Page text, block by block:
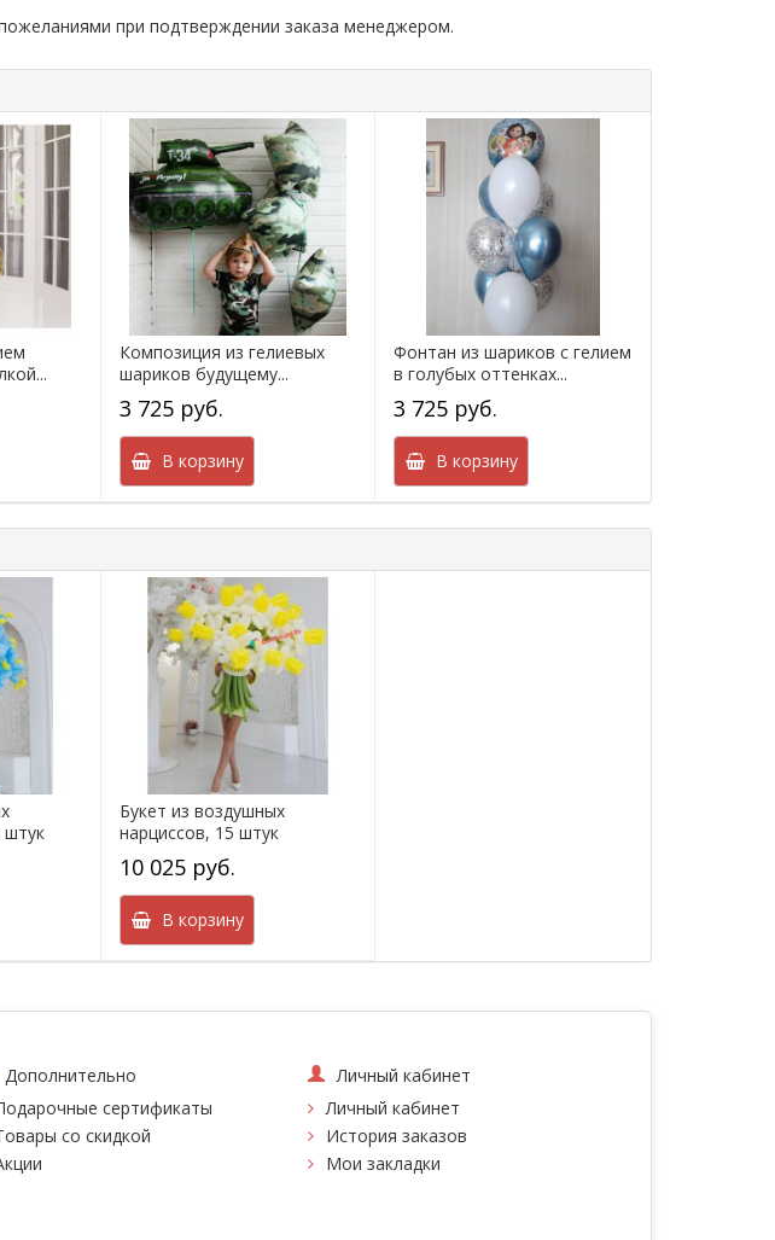
при подтверждении заказа менеджером.
Композиция из гелиевых
шариков будущему...
3 725 руб.
В корзину
Фонтан из шариков с гелием
в голубых оттенках...
3 725 руб.
В корзину
штук
Букет из воздушных
нарциссов, 15 штук
10 025 руб.
В корзину
Дополнительно
сертификаты
со скидкой
Личный кабинет
Личный кабинет
История заказов
Мои закладки